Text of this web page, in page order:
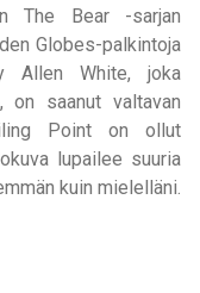
The Bear -sarjan
Globes-palkintoja
Allen White, joka
on saanut valtavan
Point on ollut
lupailee suuria
kuin mielelläni.